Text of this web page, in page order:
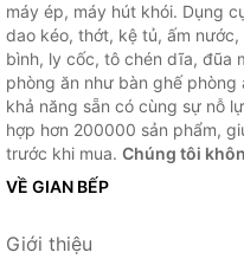
máy ép, máy hút khói. Dụng
dao kéo, thớt, kệ tủ, ấm
bình, ly cốc, tô chén dĩa, đũa
phòng ăn như bàn ghế
khả năng sẵn có cùng sự nỗ
hợp hơn 200000 sản phẩm,
trước khi mua. Chúng tôi
VỀ GIAN BẾP
Giới thiệu